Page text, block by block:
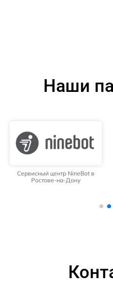
Наши
Сервисный центр NineBot в
Ростове-на-Дону